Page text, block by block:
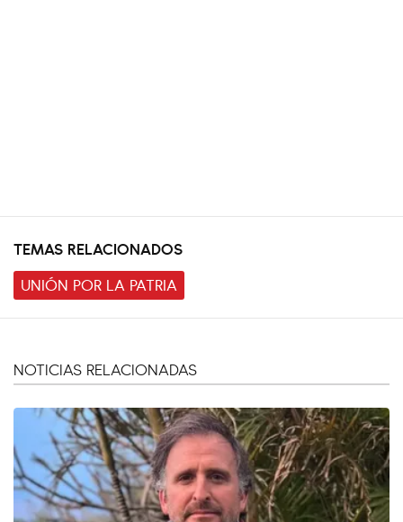
TEMAS RELACIONADOS
UNIÓN POR LA PATRIA
NOTICIAS RELACIONADAS